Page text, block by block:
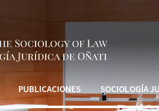
PUBLICACIONES SOCIOLOGÍA